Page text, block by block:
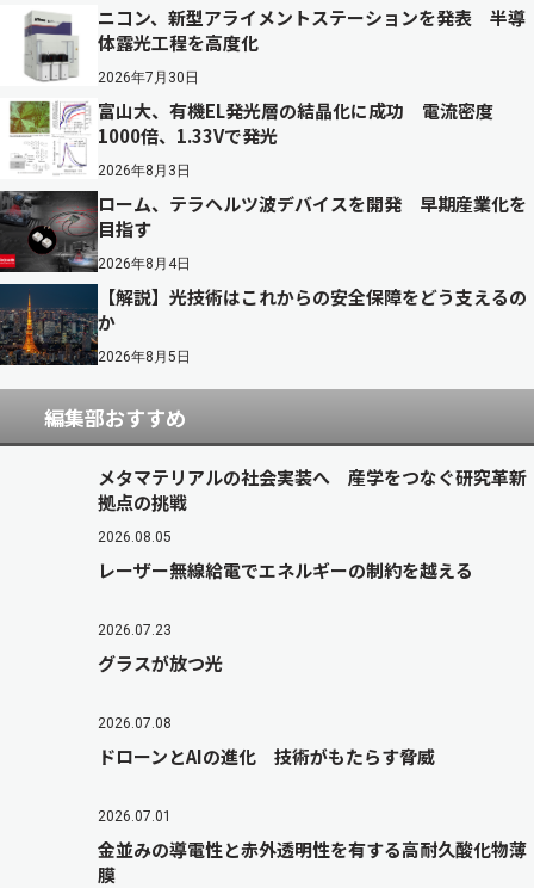
ニコン、新型アライメントステーションを発表 半導
体露光工程を高度化
2026年7月30日
富山大、有機EL発光層の結晶化に成功 電流密度
1000倍、1.33Vで発光
2026年8月3日
ローム、テラヘルツ波デバイスを開発 早期産業化を
目指す
2026年8月4日
【解説】光技術はこれからの安全保障をどう支えるの
か
2026年8月5日
編集部おすすめ
メタマテリアルの社会実装へ 産学をつなぐ研究革新
拠点の挑戦
2026.08.05
レーザー無線給電でエネルギーの制約を越える
2026.07.23
グラスが放つ光
2026.07.08
ドローンとAIの進化 技術がもたらす脅威
2026.07.01
金並みの導電性と赤外透明性を有する高耐久酸化物薄
膜